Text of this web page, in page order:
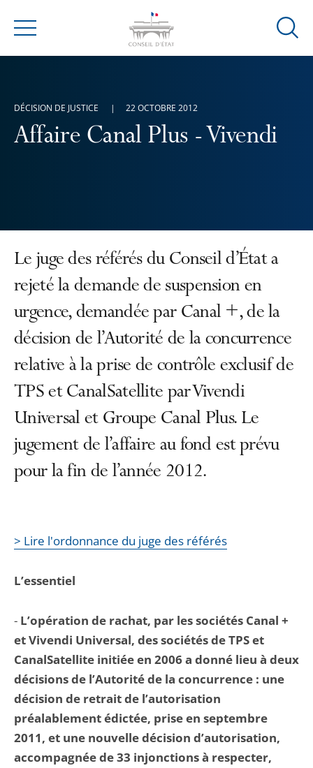
Menu
Ouvrir
Affaire Canal Plus - Vivendi
DÉCISION DE JUSTICE 22 OCTOBRE 2012
Le juge des référés du Conseil d’État a
rejeté la demande de suspension en
urgence, demandée par Canal +, de la
décision de l’Autorité de la concurrence
relative à la prise de contrôle exclusif de
TPS et CanalSatellite par Vivendi
Universal et Groupe Canal Plus. Le
jugement de l’affaire au fond est prévu
pour la fin de l’année 2012.
> Lire l'ordonnance du juge des référés
L’essentiel
- L’opération de rachat, par les sociétés Canal +
et Vivendi Universal, des sociétés de TPS et
CanalSatellite initiée en 2006 a donné lieu à deux
décisions de l’Autorité de la concurrence : une
décision de retrait de l’autorisation
préalablement édictée, prise en septembre
2011, et une nouvelle décision d’autorisation,
accompagnée de 33 injonctions à respecter,